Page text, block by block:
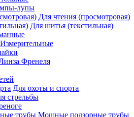
лупы
Для чтения (просмотровая)
Для шитья (текстильная)
Измерительные
Френеля
Для охоты и спорта
стрельбы
Мощные подзорные трубы